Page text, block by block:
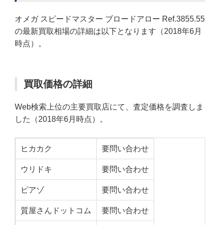
オメガ スピードマスター ブロードアロー Ref.3855.55
の最新買取相場の詳細は以下となります（2018年6月
時点）。
買取価格の詳細
Web検索上位の主要買取店にて、査定価格を調査しま
した（2018年6月時点）。
ヒカカク 要問い合わせ
ウリドキ 要問い合わせ
ピアゾ 要問い合わせ
質屋さんドットコム 要問い合わせ